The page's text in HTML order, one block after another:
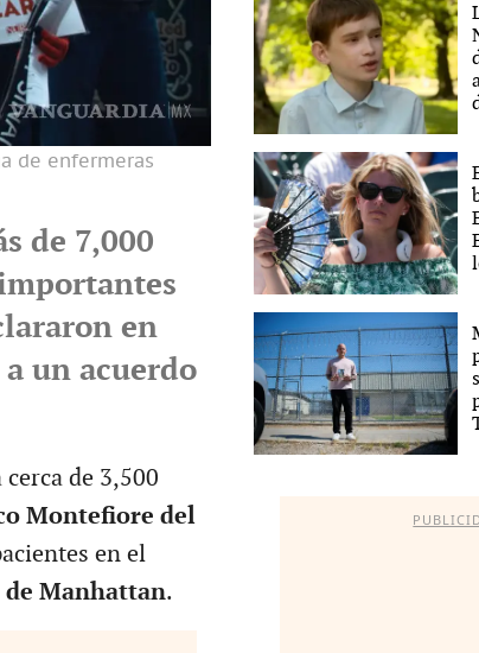
de enfermeras
de 7,000
en
un acuerdo
de 3,500
Montefiore del
en el
de Manhattan.